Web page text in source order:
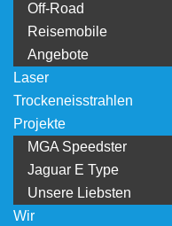
Off-Road
Reisemobile
Angebote
Laser
Trockeneisstrahlen
Projekte
MGA Speedster
Jaguar E Type
Unsere Liebsten
Wir